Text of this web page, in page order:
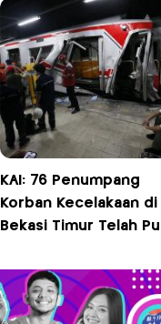
KAI: 76 Penumpang
Korban Kecelakaan di
Bekasi Timur Telah